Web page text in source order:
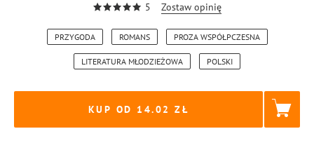
5 Zostaw opinię
PRZYGODA ROMANS PROZA WSPÓŁPCZESNA
LITERATURA MŁODZIEŻOWA POLSKI
KUP OD 14.02